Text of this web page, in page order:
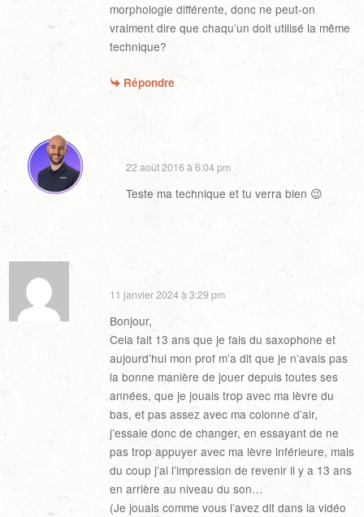
morphologie différente, donc ne peut-on
vraiment dire que chaqu’un doit utilisé la même
technique?
Répondre
jonathan
22 août 2016 à 6:04 pm
Teste ma technique et tu verra bien 😉
11 janvier 2024 à 3:29 pm
Bonjour,
Cela fait 13 ans que je fais du saxophone et
aujourd’hui mon prof m’a dit que je n’avais pas
la bonne manière de jouer depuis toutes ses
années, que je jouais trop avec ma lèvre du
bas, et pas assez avec ma colonne d’air,
j’essaie donc de changer, en essayant de ne
pas trop appuyer avec ma lèvre inférieure, mais
du coup j’ai l’impression de revenir il y a 13 ans
en arrière au niveau du son…
(Je jouais comme vous l’avez dit dans la vidéo